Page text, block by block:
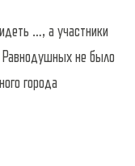
…, а участники
Равнодушных не было
города